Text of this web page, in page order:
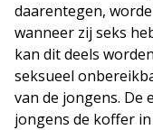
daarentegen,
wanneer zij seks
kan dit deels
seksueel
van de jongens. De
jongens de koffer